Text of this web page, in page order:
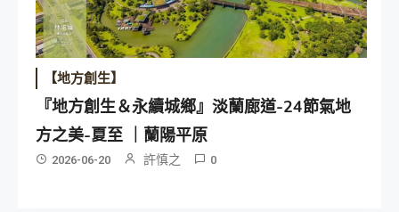
【地方創生】
『地方創生＆永續城鄉』淡蘭廊道-24節氣地
方之美-夏至 ｜蘭陽平原
2026-06-20 許慎之 0